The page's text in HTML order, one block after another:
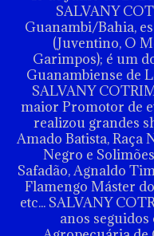
SALVANY
Guanambi/Bahia,
(Juventino, O
Garimpos); é um
Guanambiense de
SALVANY
maior Promotor de
realizou grandes
Amado Batista, Raça
Negro e
Safadão, Agnaldo
Flamengo Máster
etc... SALVANY
anos seguidos